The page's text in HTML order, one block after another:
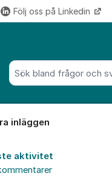
Sök bland alla inlägg
Följ oss på Linkedin
inläggen
aktivitet